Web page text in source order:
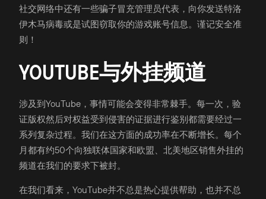
社交网络中还有一些骗子冒充管理员代表，向你发送特洛
伊木马病毒或是试图窃取你的游戏账号信息。谨记安全准
则！
YOUTUBE与外挂频道
涉及到YouTube，事情可能会变得非常棘手。每一次，验
证版权然后对权益受到侵害的证据进行鉴别都需要经过一
系列复杂过程。我们在这方面的成功率在不断增长。每个
月都有约50个向独联体国家和欧盟、北美地区销售外挂的
频道在我们的要求下被封。
在我们看来，YouTube并不总是热心提供帮助，也并不总